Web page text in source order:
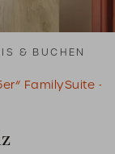
& BUCHEN
FamilySuite -